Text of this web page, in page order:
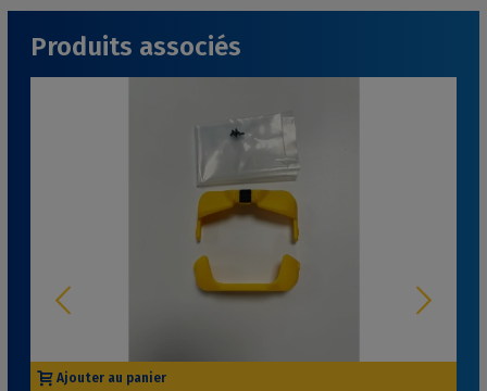
Produits associés
Ajouter au panier